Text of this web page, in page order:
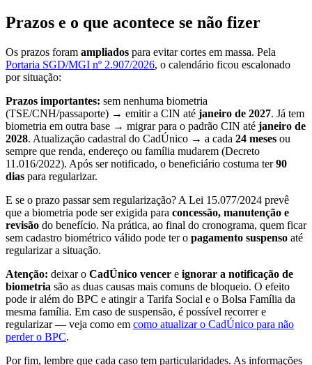
Prazos e o que acontece se não fizer
Os prazos foram ampliados para evitar cortes em massa. Pela
Portaria SGD/MGI nº 2.907/2026, o calendário ficou escalonado
por situação:
Prazos importantes: sem nenhuma biometria
(TSE/CNH/passaporte) → emitir a CIN até janeiro de 2027. Já tem
biometria em outra base → migrar para o padrão CIN até janeiro de
2028. Atualização cadastral do CadÚnico → a cada 24 meses ou
sempre que renda, endereço ou família mudarem (Decreto
11.016/2022). Após ser notificado, o beneficiário costuma ter90
dias para regularizar.
E se o prazo passar sem regularização? A Lei 15.077/2024 prevê
que a biometria pode ser exigida para concessão, manutenção e
revisão do benefício. Na prática, ao final do cronograma, quem ficar
sem cadastro biométrico válido pode ter o pagamento suspenso até
regularizar a situação.
Atenção: deixar o CadÚnico vencer e ignorar a notificação de
biometria são as duas causas mais comuns de bloqueio. O efeito
pode ir além do BPC e atingir a Tarifa Social e o Bolsa Família da
mesma família. Em caso de suspensão, é possível recorrer e
regularizar — veja como em como atualizar o CadÚnico para não
perder o BPC.
Por fim, lembre que cada caso tem particularidades. As informações